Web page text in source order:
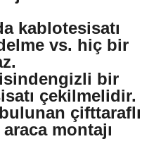
kablotesisatı
vs. hiç bir
bir
çekilmelidir.
çifttaraflı
montajı